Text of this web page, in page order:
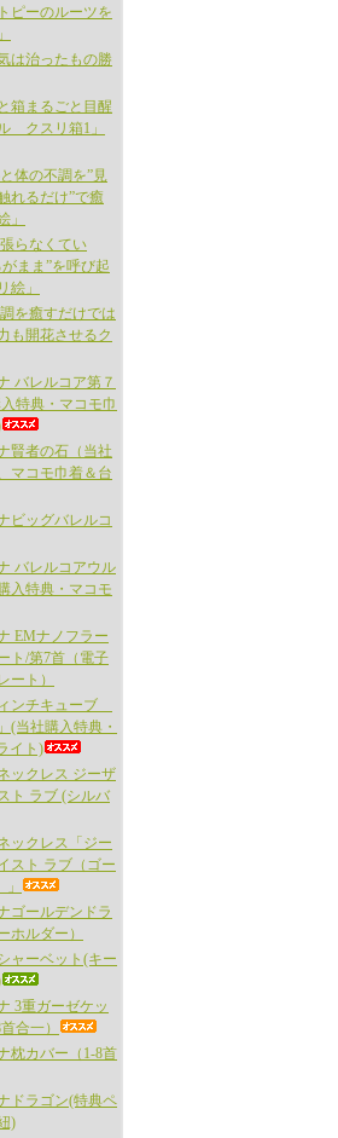
ピーのルーツを
は治ったもの勝
箱まるごと目醒
クスリ箱1」
体の不調を”見
れるだけ”で癒
」
らなくてい
まま”を呼び起
絵」
を癒すだけでは
も開花させるク
バレルコア第７
特典・マコモ巾
賢者の石（当社
マコモ巾着＆台
ビッグバレルコ
バレルコアウル
入特典・マコモ
EMナノフラー
ト/第7首（電子
ート）
ィンチキューブ
(当社購入特典・
イト)
ックレス ジーザ
ト ラブ (シルバ
ックレス「ジー
スト ラブ（ゴー
ゴールデンドラ
ホルダー）
ャーベット(キー
3重ガーゼケッ
合一）
枕カバー（1-8首
ドラゴン(特典ペ
)